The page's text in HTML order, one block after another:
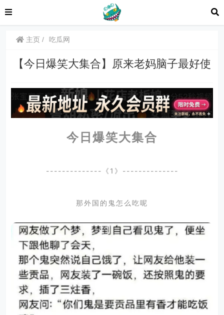
主页 吃瓜网
【今日爆笑大集合】原来老妈脑子最好使
今日爆笑大集合
--------------《1》--------------
那外国的鬼怎么吃呢